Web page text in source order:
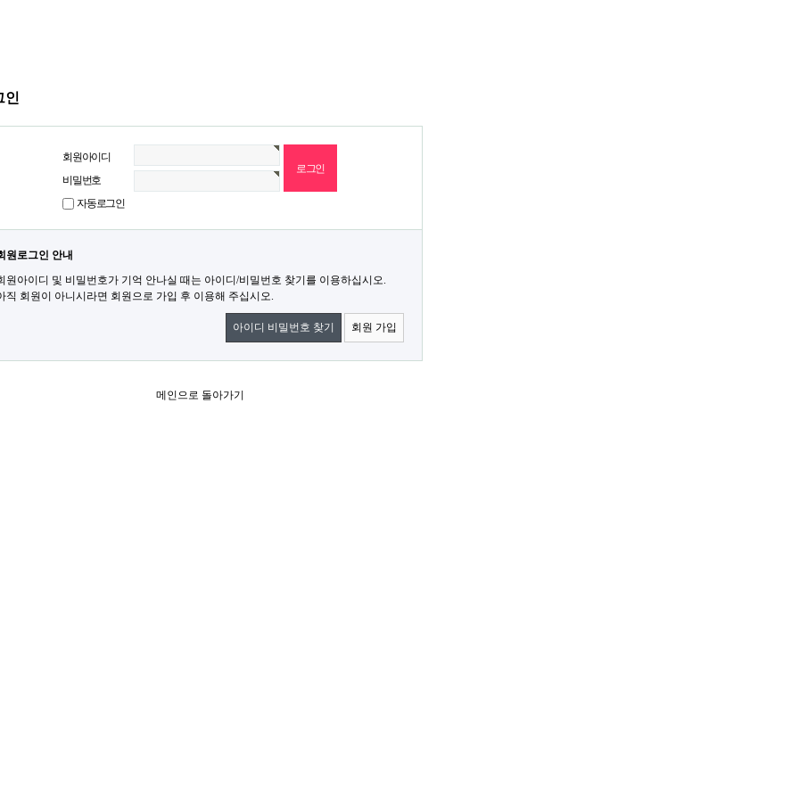
인
회원아이디
비밀번호
자동로그인
원로그인 안내
원아이디 및 비밀번호가 기억 안나실 때는 아이디/비밀번호 찾기를 이용하십시오.
직 회원이 아니시라면 회원으로 가입 후 이용해 주십시오.
아이디 비밀번호 찾기 회원 가입
메인으로 돌아가기